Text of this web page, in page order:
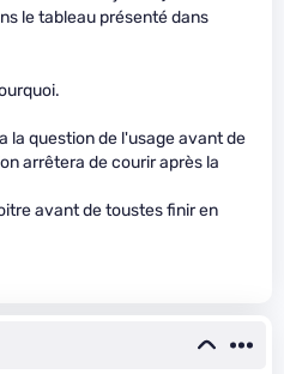
le tableau présenté dans
la question de l'usage avant de
arrêtera de courir après la
avant de toustes finir en